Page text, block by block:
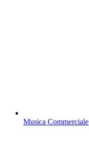
Musica Commerciale